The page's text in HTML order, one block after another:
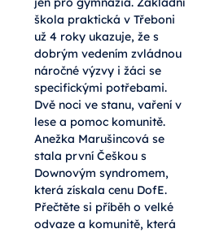
jen pro gymnázia. Základní
škola praktická v Třeboni
už 4 roky ukazuje, že s
dobrým vedením zvládnou
náročné výzvy i žáci se
specifickými potřebami.
Dvě noci ve stanu, vaření v
lese a pomoc komunitě.
Anežka Marušincová se
stala první Češkou s
Downovým syndromem,
která získala cenu DofE.
Přečtěte si příběh o velké
odvaze a komunitě, která